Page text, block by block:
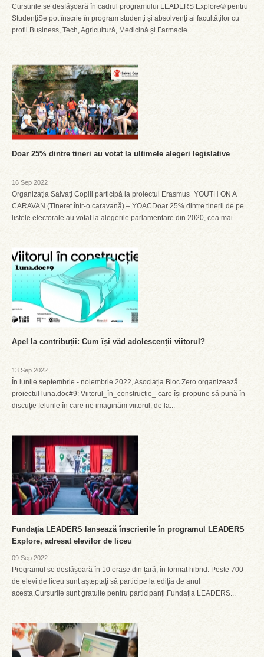
Cursurile se desfășoară în cadrul programului LEADERS Explore© pentru
StudențiSe pot înscrie în program studenți și absolvenți ai facultăților cu
profil Business, Tech, Agricultură, Medicină și Farmacie...
Doar 25% dintre tineri au votat la ultimele alegeri legislative
16 Sep 2022
Organizaţia Salvaţi Copiii participă la proiectul Erasmus+YOUTH ON A
CARAVAN (Tineret într-o caravană) – YOACDoar 25% dintre tinerii de pe
listele electorale au votat la alegerile parlamentare din 2020, cea mai...
Apel la contribuții: Cum își văd adolescenții viitorul?
13 Sep 2022
În lunile septembrie - noiembrie 2022, Asociația Bloc Zero organizează
proiectul luna.doc#9: Viitorul_în_construcție_ care își propune să pună în
discuție felurile în care ne imaginăm viitorul, de la...
Fundația LEADERS lansează înscrierile în programul LEADERS
Explore, adresat elevilor de liceu
09 Sep 2022
Programul se desfășoară în 10 orașe din țară, în format hibrid. Peste 700
de elevi de liceu sunt așteptați să participe la ediția de anul
acesta.Cursurile sunt gratuite pentru participanți.Fundația LEADERS...